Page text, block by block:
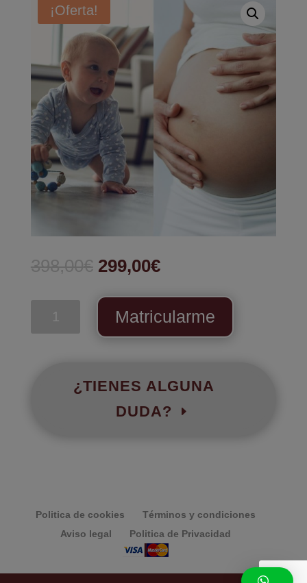
¡Oferta!
398,00€ 299,00€
Matricularme
¿TIENES ALGUNA
DUDA?
Politica de cookies
Términos y condiciones
Aviso legal
Politica de Privacidad